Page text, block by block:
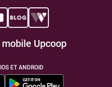
Upcoop
ET ANDROID